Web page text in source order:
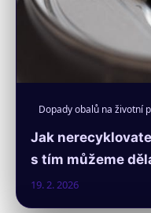
Dopady obalů na životní
Jak
s tím můžeme
19. 2. 2026